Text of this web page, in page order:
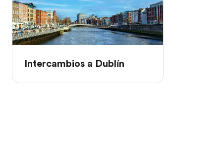
Intercambios a Dublín